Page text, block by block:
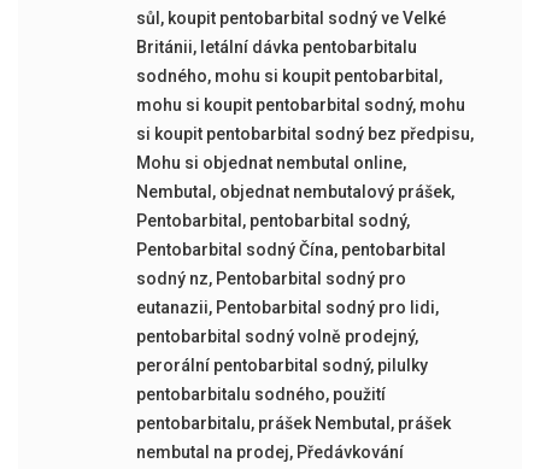
sůl , koupit pentobarbital sodný ve Velké
Británii, letální dávka pentobarbitalu
sodného, mohu si koupit pentobarbital ,
mohu si koupit pentobarbital sodný, mohu
si koupit pentobarbital sodný bez předpisu,
Mohu si objednat nembutal online,
Nembutal , objednat nembutalový prášek,
Pentobarbital , pentobarbital sodný,
Pentobarbital sodný Čína, pentobarbital
sodný nz, Pentobarbital sodný pro
eutanazii, Pentobarbital sodný pro lidi,
pentobarbital sodný volně prodejný,
perorální pentobarbital sodný, pilulky
pentobarbitalu sodného, použití
pentobarbitalu, prášek Nembutal , prášek
nembutal na prodej, Předávkování